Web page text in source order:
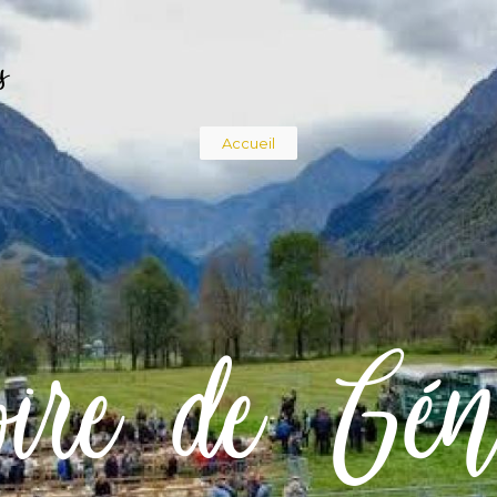
Fil
d'Ariane
Accueil
de